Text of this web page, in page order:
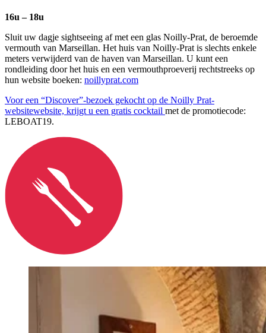
16u – 18u
Sluit uw dagje sightseeing af met een glas Noilly-Prat, de beroemde
vermouth van Marseillan. Het huis van Noilly-Prat is slechts enkele
meters verwijderd van de haven van Marseillan. U kunt een
rondleiding door het huis en een vermouthproeverij rechtstreeks op
hun website boeken: noillyprat.com
Voor een “Discover”-bezoek gekocht op de Noilly Prat-
websitewebsite, krijgt u een gratis cocktail met de promotiecode:
LEBOAT19.